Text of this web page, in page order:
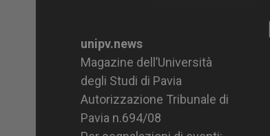
unipv.news
Magazine dell’Università
degli Studi di Pavia
Autorizzazione Tribunale di
Pavia n.694/08